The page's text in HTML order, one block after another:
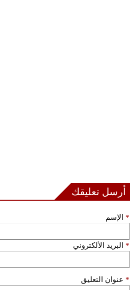
أرسل تعليقك
الإسم *
البريد الألكتروني *
عنوان التعليق *